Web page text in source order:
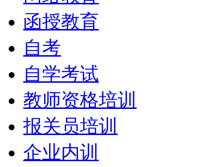
函授教育
自考
自学考试
教师资格培训
报关员培训
企业内训